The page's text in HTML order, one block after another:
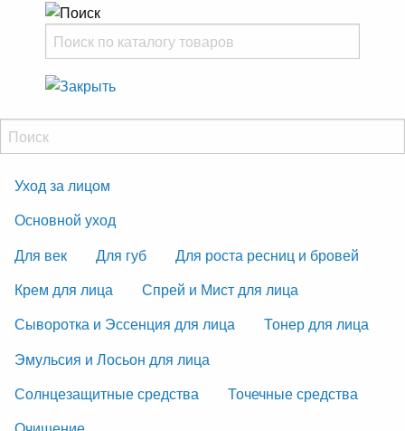
Уход за лицом
Основной уход
Для век
Для губ
Для роста ресниц и бровей
Крем для лица
Спрей и Мист для лица
Сыворотка и Эссенция для лица
Тонер для лица
Эмульсия и Лосьон для лица
Солнцезащитные средства
Точечные средства